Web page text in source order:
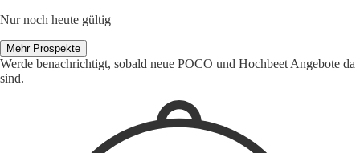
Nur noch heute gültig
Mehr Prospekte
Werde benachrichtigt, sobald neue POCO und Hochbeet Angebote da
sind.